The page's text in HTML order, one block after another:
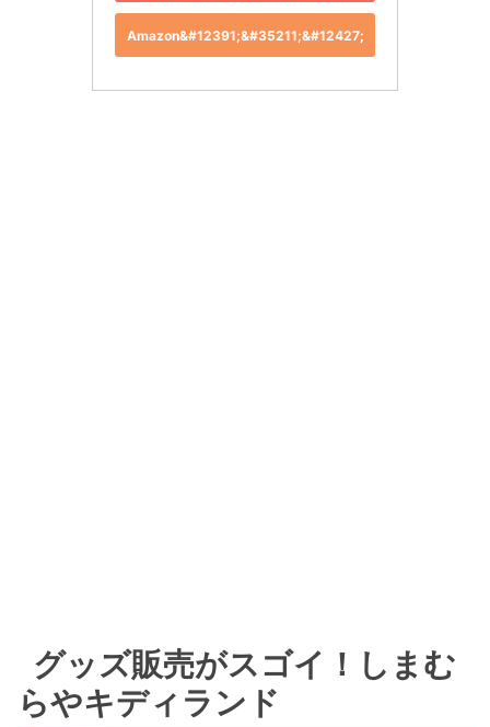
Amazon&#12391;&#35211;&#12427;
グッズ販売がスゴイ！しまむ
らやキディランド